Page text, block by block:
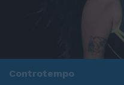
Controtempo